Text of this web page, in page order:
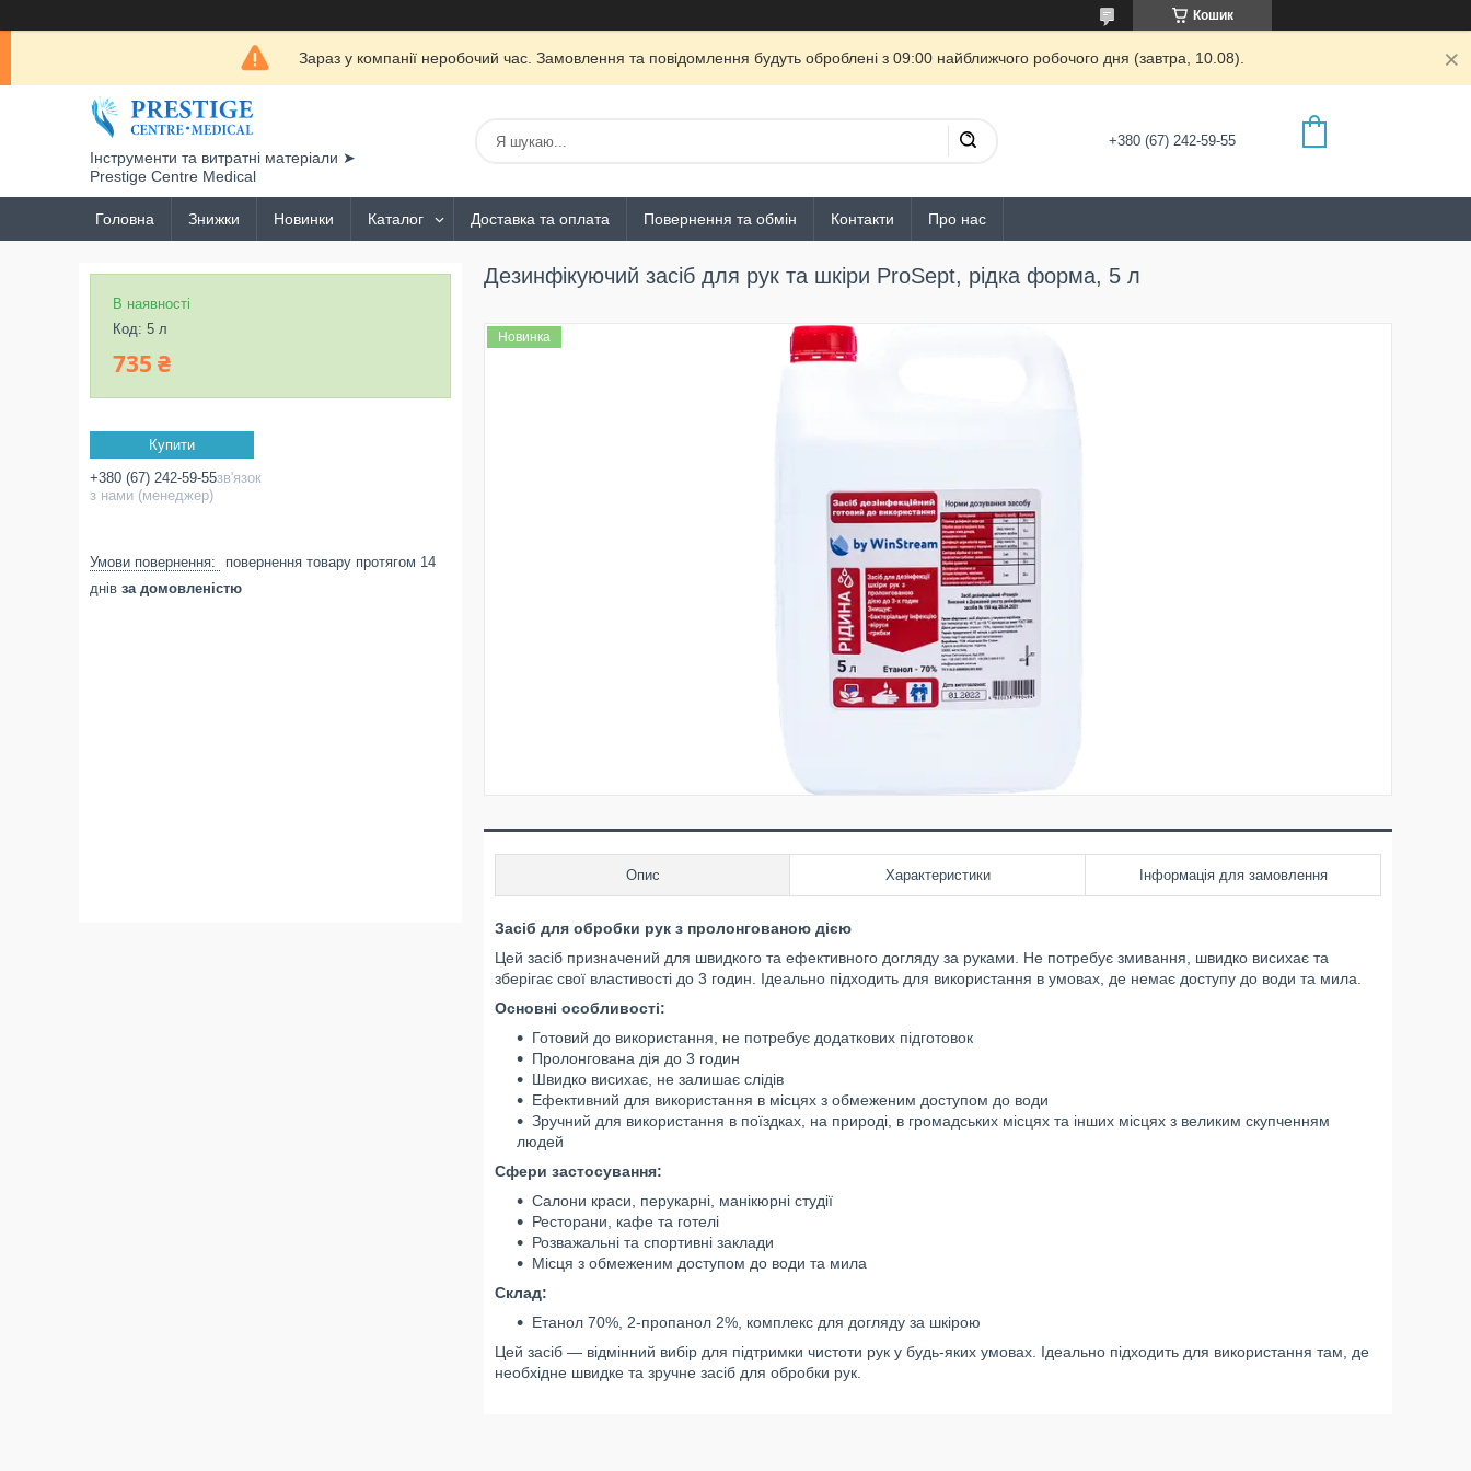
Кошик
Зараз у компанії неробочий час. Замовлення та повідомлення будуть оброблені з 09:00 найближчого робочого дня (завтра, 10.08).
Інструменти та витратні матеріали ➤
Prestige Centre Medical
+380 (67) 242-59-55
Головна Знижки Новинки Каталог Доставка та оплата Повернення та обмін Контакти Про нас
Дезинфікуючий засіб для рук та шкіри ProSept, рідка форма, 5 л
Новинка
Опис Характеристики Інформація для замовлення
Засіб для обробки рук з пролонгованою дією
Цей засіб призначений для швидкого та ефективного догляду за руками. Не потребує змивання, швидко висихає та
зберігає свої властивості до 3 годин. Ідеально підходить для використання в умовах, де немає доступу до води та мила.
Основні особливості:
Готовий до використання, не потребує додаткових підготовок
Пролонгована дія до 3 годин
Швидко висихає, не залишає слідів
Ефективний для використання в місцях з обмеженим доступом до води
Зручний для використання в поїздках, на природі, в громадських місцях та інших місцях з великим скупченням
людей
Сфери застосування:
Салони краси, перукарні, манікюрні студії
Ресторани, кафе та готелі
Розважальні та спортивні заклади
Місця з обмеженим доступом до води та мила
Склад:
Етанол 70%, 2-пропанол 2%, комплекс для догляду за шкірою
Цей засіб — відмінний вибір для підтримки чистоти рук у будь-яких умовах. Ідеально підходить для використання там, де
необхідне швидке та зручне засіб для обробки рук.
В наявності
Код: 5 л
735 ₴
Купити
+380 (67) 242-59-55зв'язок
з нами (менеджер)
повернення товару протягом 14
днів за домовленістю